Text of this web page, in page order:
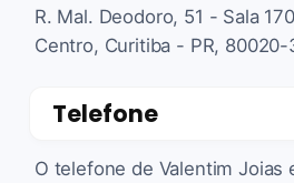
R. Mal. Deodoro, 51 - Sala
Centro, Curitiba - PR, 80020-
Telefone
O telefone de Valentim Joias